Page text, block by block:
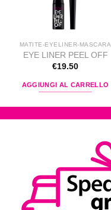
Aggiungi
alla lista
MATITE-EYELINER-MASCARA
EYE LINER PEEL OFF
€19.50
AGGIUNGI AL CARRELLO